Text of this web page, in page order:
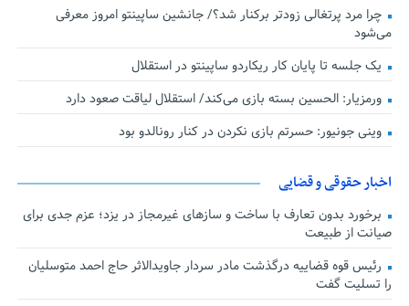
چرا مرد پرتغالی زودتر برکنار شد؟/ جانشین ساپینتو امروز معرفی
می‌شود
یک جلسه تا پایان کار ریکاردو ساپینتو در استقلال
ورمزیار: الحسین بسته بازی می‌کند/ استقلال لیاقت صعود دارد
وینی جونیور: حسرتم بازی نکردن در کنار رونالدو بود
اخبار حقوقی و قضایی
برخورد بدون تعارف با ساخت‌ و سازهای غیرمجاز در یزد؛ عزم جدی برای
صیانت از طبیعت
رئیس قوه قضاییه درگذشت مادر سردار جاویدالاثر حاج احمد متوسلیان
را تسلیت گفت